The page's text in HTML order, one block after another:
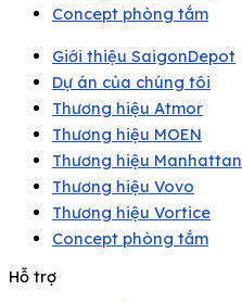
Concept phòng tắm
Giới thiệu SaigonDepot
Dự án của chúng tôi
Thương hiệu Atmor
Thương hiệu MOEN
Thương hiệu Manhattan
Thương hiệu Vovo
Thương hiệu Vortice
Concept phòng tắm
Hỗ trợ